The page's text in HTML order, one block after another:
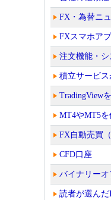
FX・為替ニ
FXスマホア
注文機能・シ
積立サービ
TradingView
MT4やMT5
FX自動売買
CFD口座
バイナリー
読者が選んだ